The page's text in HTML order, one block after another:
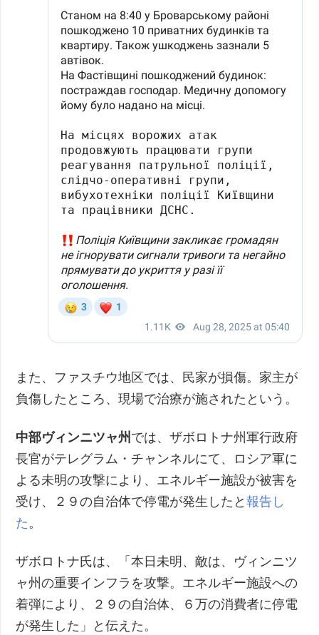
また、ファスチウ地区では、民家が損傷。家主が
負傷したところ、現場で治療が施されたという。
中部ヴィンニツャ州 では、ザボロトナ州軍行政府
長官がテレグラム・チャンネルにて、ロシア軍に
よる未明の攻撃により、エネルギー施設が被害を
受け、２９の自治体で停電が発生したと報告し
た 。
ザボロトナ氏は、「本日未明、敵は、ヴィンニツ
ャ州の重要インフラを攻撃。エネルギー施設への
着弾により、２９の自治体、６万の消費者に停電
が発生した」と伝えた。